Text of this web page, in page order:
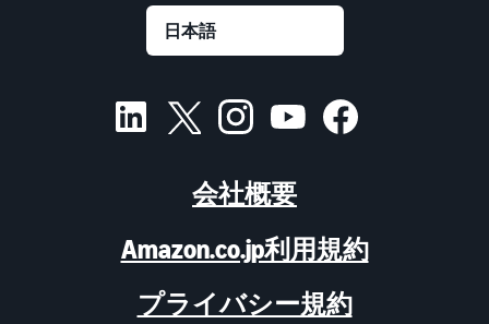
会社概要
Amazon.co.jp利用規約
プライバシー規約